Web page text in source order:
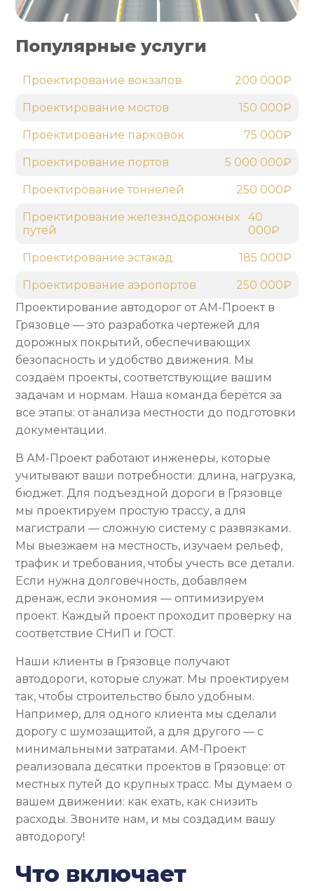
Проектирование автодорог от АМ-Проект в
Грязовце — это разработка чертежей для
дорожных покрытий, обеспечивающих
безопасность и удобство движения. Мы
создаём проекты, соответствующие вашим
задачам и нормам. Наша команда берётся за
все этапы: от анализа местности до подготовки
документации.
В АМ-Проект работают инженеры, которые
учитывают ваши потребности: длина, нагрузка,
бюджет. Для подъездной дороги в Грязовце
мы проектируем простую трассу, а для
магистрали — сложную систему с развязками.
Мы выезжаем на местность, изучаем рельеф,
трафик и требования, чтобы учесть все детали.
Если нужна долговечность, добавляем
дренаж, если экономия — оптимизируем
проект. Каждый проект проходит проверку на
соответствие СНиП и ГОСТ.
Наши клиенты в Грязовце получают
автодороги, которые служат. Мы проектируем
так, чтобы строительство было удобным.
Например, для одного клиента мы сделали
дорогу с шумозащитой, а для другого — с
минимальными затратами. АМ-Проект
реализовала десятки проектов в Грязовце: от
местных путей до крупных трасс. Мы думаем о
вашем движении: как ехать, как снизить
расходы. Звоните нам, и мы создадим вашу
автодорогу!
Что включает
Популярные услуги
Проектирование вокзалов 200 000₽
Проектирование мостов 150 000₽
Проектирование парковок 75 000₽
Проектирование портов 5 000 000₽
Проектирование тоннелей 250 000₽
Проектирование железнодорожных
путей
40
000₽
Проектирование эстакад 185 000₽
Проектирование аэропортов 250 000₽